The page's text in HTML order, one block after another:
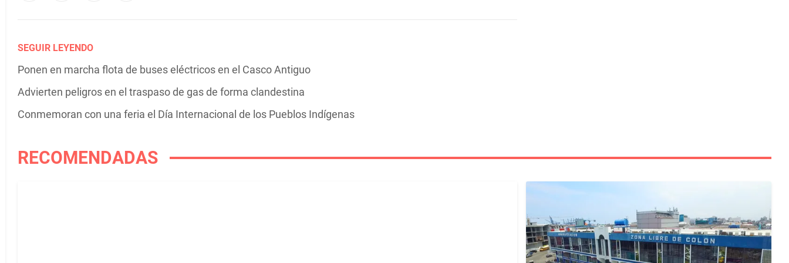
SEGUIR LEYENDO
Ponen en marcha flota de buses eléctricos en el Casco Antiguo
Advierten peligros en el traspaso de gas de forma clandestina
Conmemoran con una feria el Día Internacional de los Pueblos Indígenas
RECOMENDADAS